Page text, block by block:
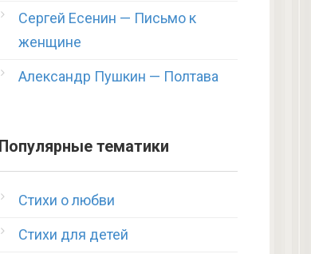
Сергей Есенин — Письмо к
женщине
Александр Пушкин — Полтава
Популярные тематики
Стихи о любви
Стихи для детей